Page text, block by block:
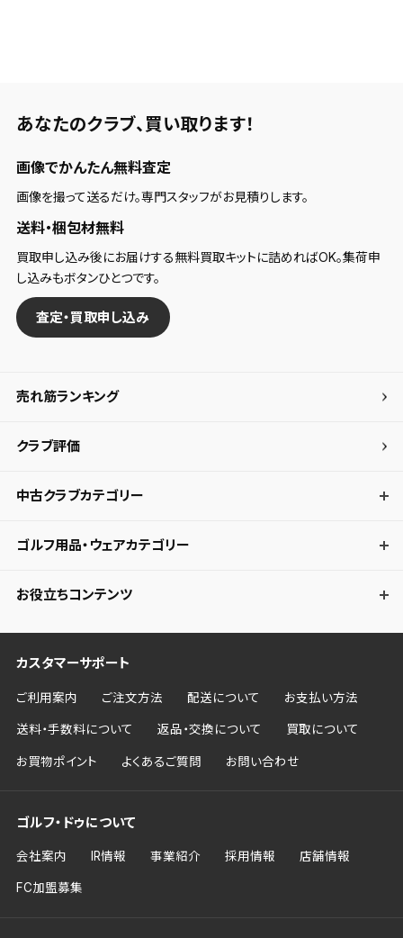
あなたのクラブ、 買い取ります！
画像でかんたん無料査定
画像を撮って送るだけ。専門スタッフがお見積りします。
送料・梱包材無料
買取申し込み後にお届けする無料買取キットに詰めればOK。集荷申
し込みもボタンひとつです。
査定・買取申し込み
売れ筋ランキング
クラブ評価
中古クラブカテゴリー
ゴルフ用品・ウェアカテゴリー
お役立ちコンテンツ
カスタマーサポート
ご利用案内 ご注文方法 配送について お支払い方法
送料・手数料について 返品・交換について 買取について
お買物ポイント よくあるご質問 お問い合わせ
ゴルフ・ドゥについて
会社案内 IR情報 事業紹介 採用情報 店舗情報
FC加盟募集